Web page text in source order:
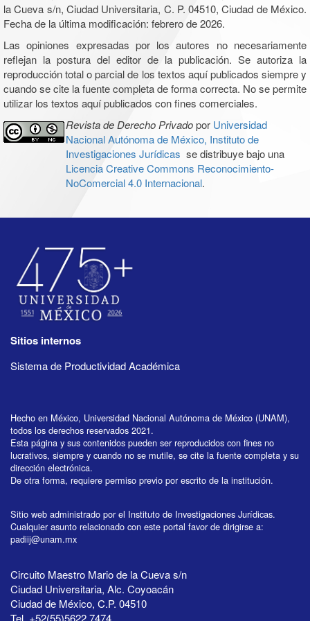
la Cueva s/n, Ciudad Universitaria, C. P. 04510, Ciudad de México.
Fecha de la última modificación: febrero de 2026.
Las opiniones expresadas por los autores no necesariamente
reflejan la postura del editor de la publicación. Se autoriza la
reproducción total o parcial de los textos aquí publicados siempre y
cuando se cite la fuente completa de forma correcta. No se permite
utilizar los textos aquí publicados con fines comerciales.
Revista de Derecho Privadopor Universidad
Nacional Autónoma de México, Instituto de
Investigaciones Jurídicas se distribuye bajo una
Licencia Creative Commons Reconocimiento-
NoComercial 4.0 Internacional.
Sitios internos
Sistema de Productividad Académica
Hecho en México, Universidad Nacional Autónoma de México (UNAM),
todos los derechos reservados 2021.
Esta página y sus contenidos pueden ser reproducidos con fines no
lucrativos, siempre y cuando no se mutile, se cite la fuente completa y su
dirección electrónica.
De otra forma, requiere permiso previo por escrito de la institución.
Sitio web administrado por el Instituto de Investigaciones Jurídicas.
Cualquier asunto relacionado con este portal favor de dirigirse a:
padiij@unam.mx
Circuito Maestro Mario de la Cueva s/n
Ciudad Universitaria, Alc. Coyoacán
Ciudad de México, C.P. 04510
Tel. +52(55)5622 7474